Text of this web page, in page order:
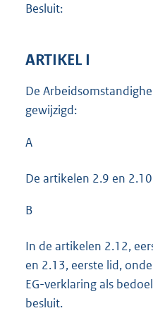
Besluit:
ARTIKEL I
De
gewijzigd:
A
De artikelen 2.9 en
B
In de artikelen 2.12,
en 2.13, eerste lid,
EG-verklaring als
besluit.